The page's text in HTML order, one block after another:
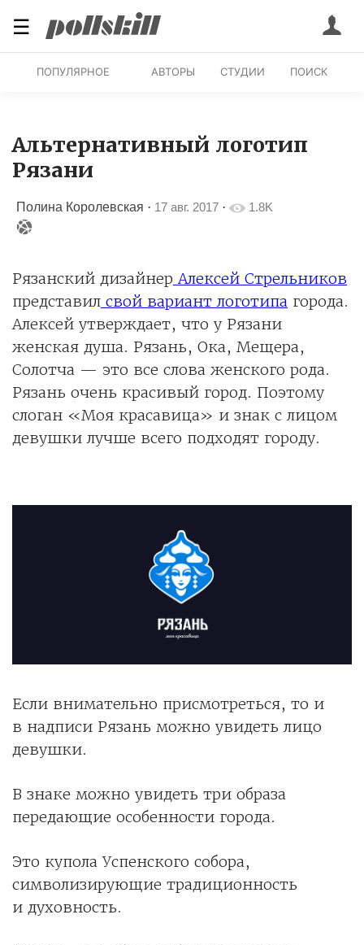
☰
ПОПУЛЯРНОЕ АВТОРЫ СТУДИИ ПОИСК
Альтернативный логотип
Рязани
Полина Королевская · 17 авг. 2017 · 1.8K
Рязанский дизайнер Алексей Стрельников
представил свой вариант логотипа города.
Алексей утверждает, что у Рязани
женская душа. Рязань, Ока, Мещера,
Солотча — это все слова женского рода.
Рязань очень красивый город. Поэтому
слоган «Моя красавица» и знак с лицом
девушки лучше всего подходят городу.
Если внимательно присмотреться, то и
в надписи Рязань можно увидеть лицо
девушки.
В знаке можно увидеть три образа
передающие особенности города.
Это купола Успенского собора,
символизирующие традиционность
и духовность.